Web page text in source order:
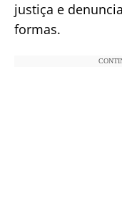
justiça e
formas.